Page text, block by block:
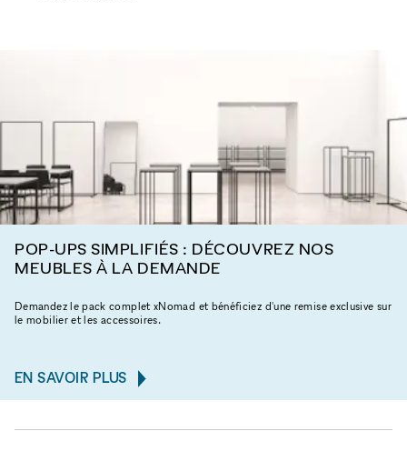
POP-UPS SIMPLIFIÉS : DÉCOUVREZ NOS
MEUBLES À LA DEMANDE
Demandez le pack complet xNomad et bénéficiez d'une remise exclusive sur
le mobilier et les accessoires.
EN SAVOIR PLUS